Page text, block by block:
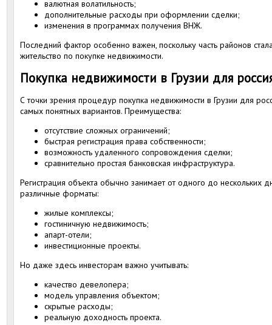
валютная волатильность;
дополнительные расходы при оформлении сделки;
изменения в программах получения ВНЖ.
Последний фактор особенно важен, поскольку часть районов
жительство по покупке недвижимости.
Покупка недвижимости в Грузии для
С точки зрения процедур покупка недвижимости в Грузии для
самых понятных вариантов. Преимущества:
отсутствие сложных ограничений;
быстрая регистрация права собственности;
возможность удаленного сопровождения сделки;
сравнительно простая банковская инфраструктура.
Регистрация объекта обычно занимает от одного до нескольких
различные форматы:
жилые комплексы;
гостиничную недвижимость;
апарт-отели;
инвестиционные проекты.
Но даже здесь инвесторам важно учитывать:
качество девелопера;
модель управления объектом;
скрытые расходы;
реальную доходность проекта.